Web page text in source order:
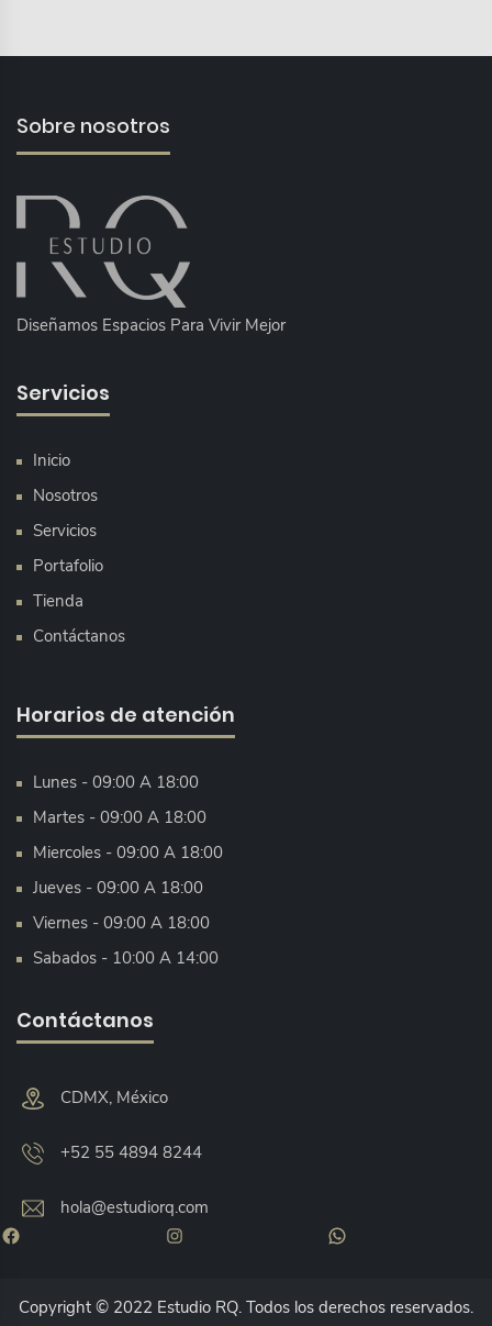
Sobre nosotros
Diseñamos Espacios Para Vivir Mejor
Servicios
Inicio
Nosotros
Servicios
Portafolio
Tienda
Contáctanos
Horarios de atención
Lunes - 09:00 A 18:00
Martes - 09:00 A 18:00
Miercoles - 09:00 A 18:00
Jueves - 09:00 A 18:00
Viernes - 09:00 A 18:00
Sabados - 10:00 A 14:00
Contáctanos
CDMX, México
+52 55 4894 8244
hola@estudiorq.com
Facebook Instagram WhatsApp
Copyright © 2022 Estudio RQ. Todos los derechos reservados.